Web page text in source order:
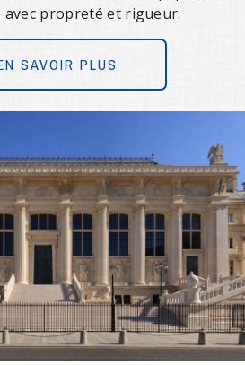
propreté et rigueur.
SAVOIR PLUS